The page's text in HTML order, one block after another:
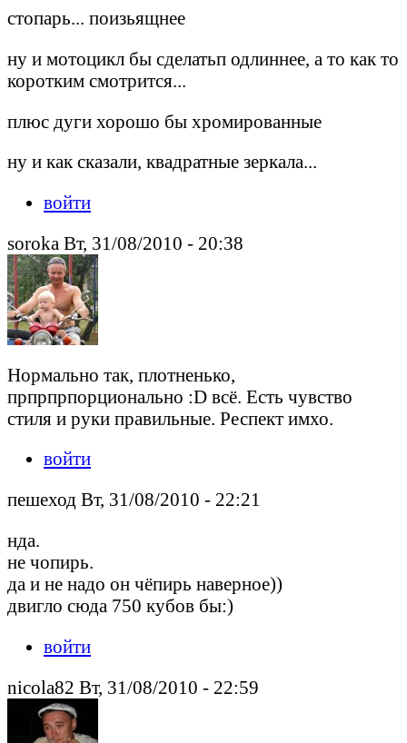
стопарь... поизьящнее
ну и мотоцикл бы сделатьп одлиннее, а то как то
коротким смотрится...
плюс дуги хорошо бы хромированные
ну и как сказали, квадратные зеркала...
войти
soroka Вт, 31/08/2010 - 20:38
Нормально так, плотненько,
прпрпрпорционально :D всё. Есть чувство
стиля и руки правильные. Респект имхо.
войти
пешеход Вт, 31/08/2010 - 22:21
нда.
не чопирь.
да и не надо он чёпирь наверное))
двигло сюда 750 кубов бы:)
войти
nicola82 Вт, 31/08/2010 - 22:59